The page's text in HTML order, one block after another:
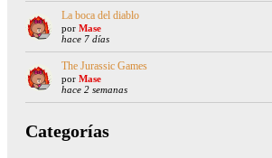
La boca del diablo
por Mase
hace 7 días
The Jurassic Games
por Mase
hace 2 semanas
Categorías